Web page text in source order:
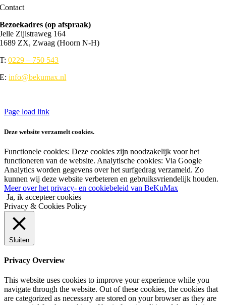
Contact
Bezoekadres (op afspraak)
Jelle Zijlstraweg 164
1689 ZX, Zwaag (Hoorn N-H)
T:0229 – 750 543
E:info@bekumax.nl
Page load link
Deze website verzamelt cookies.
Functionele cookies: Deze cookies zijn noodzakelijk voor het
functioneren van de website. Analytische cookies: Via Google
Analytics worden gegevens over het surfgedrag verzameld. Zo
kunnen wij deze website verbeteren en gebruiksvriendelijk houden.
Meer over het privacy- en cookiebeleid van BeKuMax
Ja, ik accepteer cookies
Privacy & Cookies Policy
Sluiten
Privacy Overview
This website uses cookies to improve your experience while you
navigate through the website. Out of these cookies, the cookies that
are categorized as necessary are stored on your browser as they are